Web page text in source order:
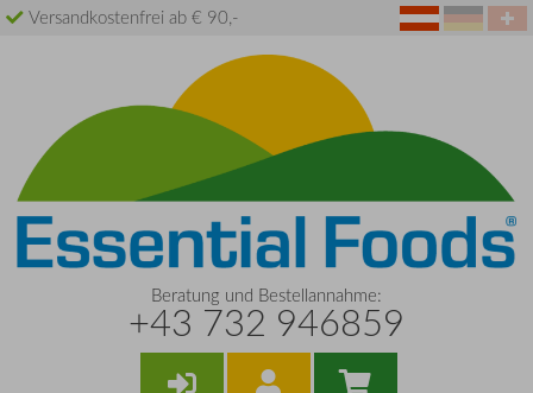
Versandkostenfrei ab € 90,-
Beratung und Bestellannahme:
+43 732 946859